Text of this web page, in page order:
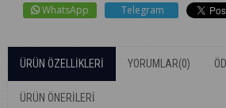
WhatsApp Telegram
ÜRÜN ÖZELLIKLERI YORUMLAR(0)
ÜRÜN ÖNERILERI